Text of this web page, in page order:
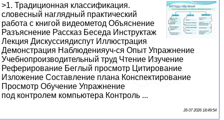
>1. Традиционная классификация.
словесный наглядный практический
работа с книгой видеометод Объяснение
Разъяснение Рассказ Беседа Инструктаж
Лекция Дискуссиядиспут Иллюстрация
Демонстрация Наблюденияуч-ся Опыт Упражнение
Учебнопроизводительный труд Чтение Изучение
Реферирование Беглый просмотр Цитирование
Изложение Составление плана Конспектирование
Просмотр Обучение Упражнение
под контролем компьютера Контроль ...
26 07 2026 18:49:54